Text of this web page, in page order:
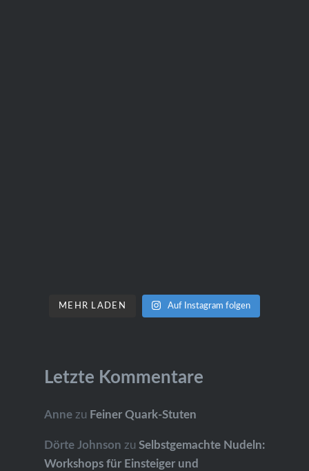
MEHR LADEN Auf Instagram folgen
Letzte Kommentare
Annezu Feiner Quark-Stuten
Dörte Johnson zu Selbstgemachte Nudeln:
Workshops für Einsteiger und